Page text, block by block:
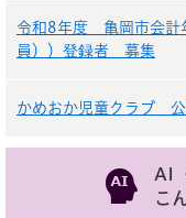
令和8年度 亀岡市会計
員））登録者 募集
かめおか児童クラブ
AI
こ